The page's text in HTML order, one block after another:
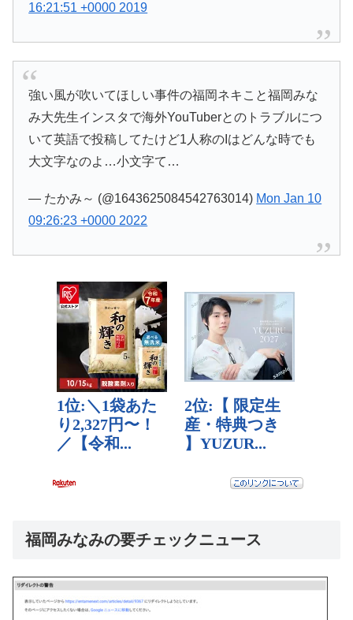
16:21:51 +0000 2019
強い風が吹いてほしい事件の福岡ネキこと福岡みな
み大先生インスタで海外YouTuberとのトラブルにつ
いて英語で投稿してたけど1人称のIはどんな時でも
大文字なのよ…小文字て…
— たかみ～ (@1643625084542763014) Mon Jan 10
09:26:23 +0000 2022
福岡みなみの要チェックニュース